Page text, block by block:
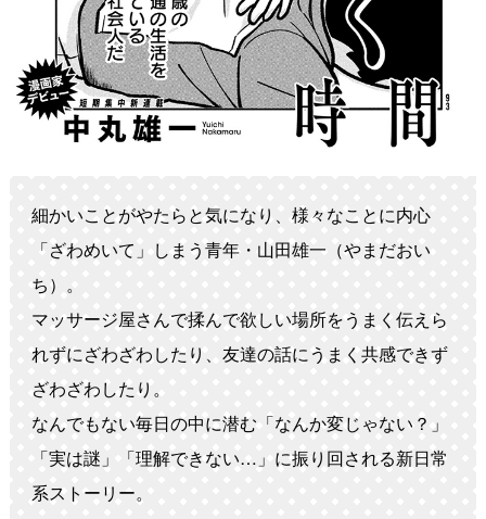
細かいことがやたらと気になり、様々なことに内心
「ざわめいて」しまう青年・山田雄一（やまだおい
ち）。
マッサージ屋さんで揉んで欲しい場所をうまく伝えら
れずにざわざわしたり、友達の話にうまく共感できず
ざわざわしたり。
なんでもない毎日の中に潜む「なんか変じゃない？」
「実は謎」「理解できない…」に振り回される新日常
系ストーリー。